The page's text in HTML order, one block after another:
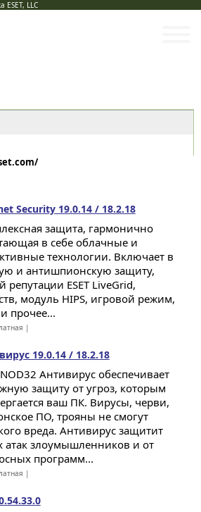
ESET, LLC
Security 19.0.14 / 18.2.18
защита, гармонично
в себе облачные и
технологии. Включает в
и антишпионскую защиту,
репутации ESET LiveGrid,
модуль HIPS, игровой режим,
прочее...
|
19.0.14 / 18.2.18
NOD32 Антивирус обеспечивает
защиту от угроз, которым
ваш ПК. Вирусы, черви,
ПО, трояны не смогут
вреда. Антивирус защитит
атак злоумышленников и от
программ...
|